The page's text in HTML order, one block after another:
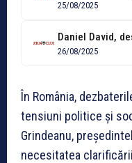
25/08/2025
26/08/2025
În România,
tensiuni politice și
Grindeanu,
necesitatea